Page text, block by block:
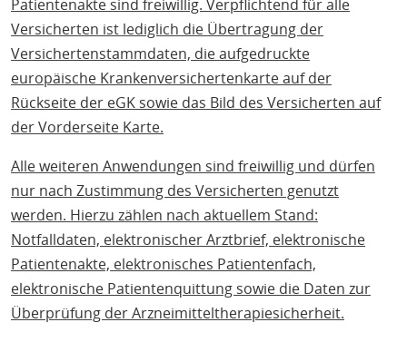
Patientenakte sind freiwillig. Verpflichtend für alle
Versicherten ist lediglich die Übertragung der
Versichertenstammdaten, die aufgedruckte
europäische Krankenversichertenkarte auf der
Rückseite der eGK sowie das Bild des Versicherten auf
der Vorderseite Karte.
Alle weiteren Anwendungen sind freiwillig und dürfen
nur nach Zustimmung des Versicherten genutzt
werden. Hierzu zählen nach aktuellem Stand:
Notfalldaten, elektronischer Arztbrief, elektronische
Patientenakte, elektronisches Patientenfach,
elektronische Patientenquittung sowie die Daten zur
Überprüfung der Arzneimitteltherapiesicherheit.